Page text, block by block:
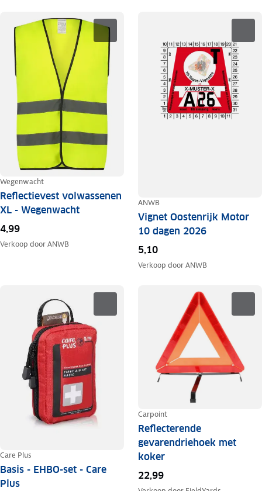
Wegenwacht
Reflectievest volwassenen
XL - Wegenwacht
4,99
Verkoop doorANWB
ANWB
Vignet Oostenrijk Motor
10 dagen 2026
5,10
Verkoop doorANWB
Care Plus
Basis - EHBO-set - Care
Plus
Carpoint
Reflecterende
gevarendriehoek met
koker
22,99